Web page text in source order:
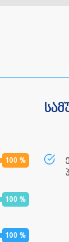
100 %
100 %
100 %